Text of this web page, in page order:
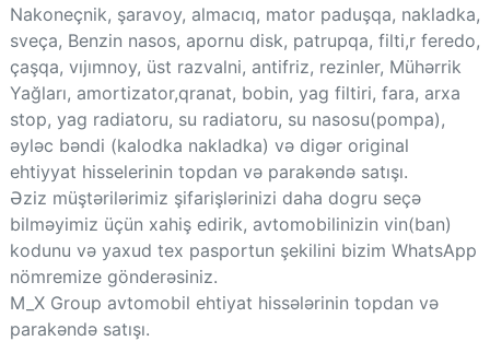
Nakoneçnik, şaravoy, almacıq, mator paduşqa, nakladka,
sveça, Benzin nasos, apornu disk, patrupqa, filti,r feredo,
çaşqa, vıjımnoy, üst razvalni, antifriz, rezinler, Mühərrik
Yağları, amortizator,qranat, bobin, yag filtiri, fara, arxa
stop, yag radiatoru, su radiatoru, su nasosu(pompa),
əyləc bəndi (kalodka nakladka) və digər original
ehtiyyat hisselerinin topdan və parakəndə satışı.
Əziz müştərilərimiz şifarişlərinizi daha dogru seçə
bilməyimiz üçün xahiş edirik, avtomobilinizin vin(ban)
kodunu və yaxud tex pasportun şekilini bizim WhatsApp
nömremize gönderəsiniz.
M_X Group avtomobil ehtiyat hissələrinin topdan və
parakəndə satışı.